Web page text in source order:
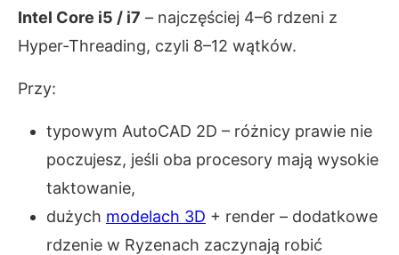
Intel Core i5 / i7 – najczęściej 4–6 rdzeni z
Hyper‑Threading, czyli 8–12 wątków.
Przy:
typowym AutoCAD 2D – różnicy prawie nie
poczujesz, jeśli oba procesory mają wysokie
taktowanie,
dużych modelach 3D + render – dodatkowe
rdzenie w Ryzenach zaczynają robić